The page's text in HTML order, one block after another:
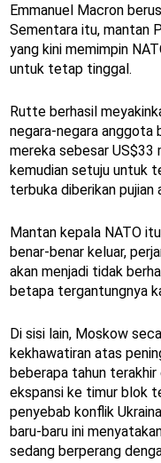
Emmanuel Macron
Sementara itu, mantan
yang kini memimpin
untuk tetap tinggal.
Rutte berhasil
negara-negara anggota
mereka sebesar US$33
kemudian setuju untuk
terbuka diberikan
Mantan kepala NATO
benar-benar keluar,
akan menjadi tidak
betapa tergantungnya
Di sisi lain, Moskow
kekhawatiran atas
beberapa tahun terakhir
ekspansi ke timur blok
penyebab konflik
baru-baru ini
sedang berperang